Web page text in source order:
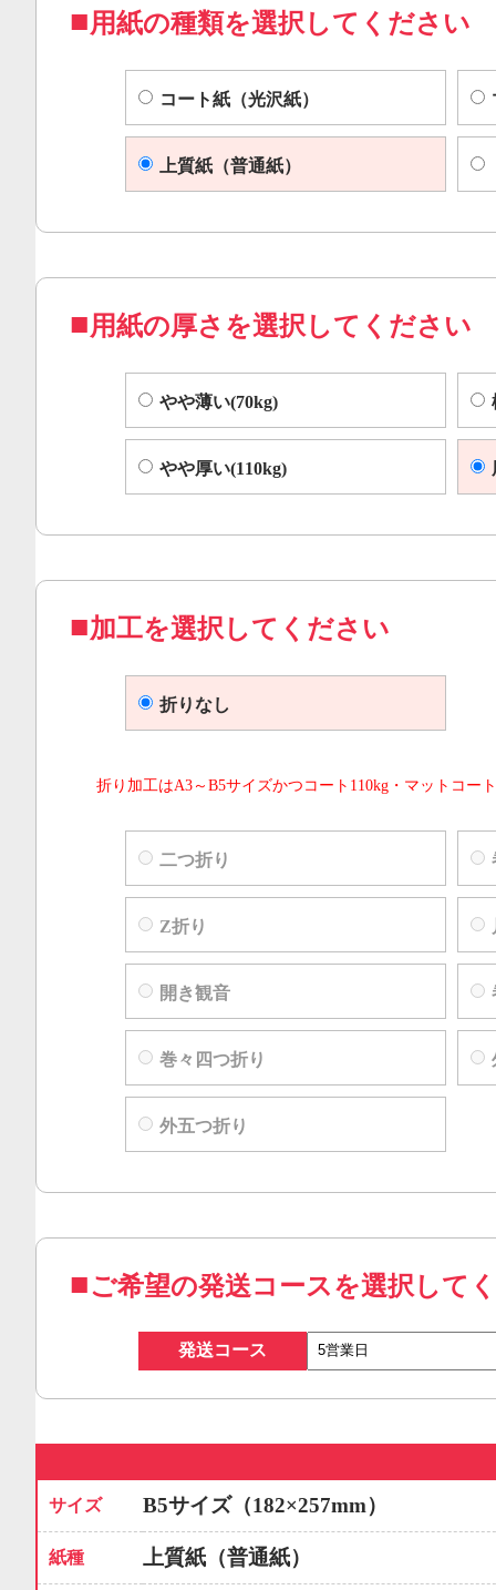
用紙の種類を選択してください
コート紙（光沢紙）
上質紙（普通紙）
用紙の厚さを選択してください
やや薄い(70kg)
やや厚い(110kg)
加工を選択してください
折りなし
折り加工はA3～B5サイズかつコート110kg・マットコー
二つ折り
Z折り
開き観音
巻々四つ折り
外五つ折り
ご希望の発送コースを選択して
発送コース
サイズ B5サイズ（182×257mm）
紙種 上質紙（普通紙）